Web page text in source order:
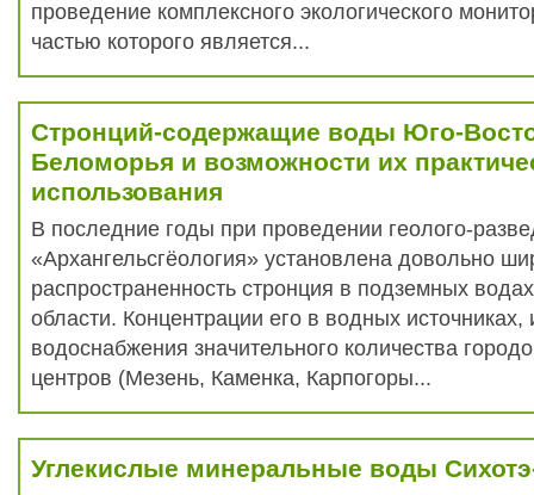
проведение комплексного экологического
частью которого является...
Стронций-содержащие воды Юго-
Беломорья и возможности их
использования
В последние годы при проведении геолого-
«Архангельсгёология» установлена довольно
распространенность стронция в подземных
области. Концентрации его в водных
водоснабжения значительного количества
центров (Мезень, Каменка, Карпогоры...
Углекислые минеральные воды